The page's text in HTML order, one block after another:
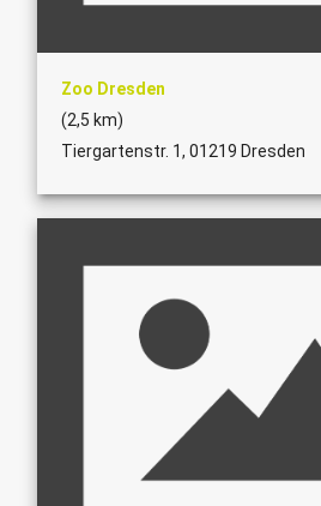
Zoo Dresden
(2,5 km)
Tiergartenstr. 1, 01219 Dresden